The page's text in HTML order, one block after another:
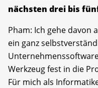
nächsten drei bis
Pham: Ich gehe davon
ein ganz
Werkzeug fest in die
Für mich als